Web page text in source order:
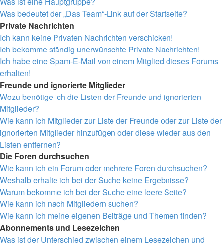
Was bedeutet der „Das Team“-Link auf der Startseite?
Private Nachrichten
Ich kann keine Privaten Nachrichten verschicken!
Ich bekomme ständig unerwünschte Private Nachrichten!
Ich habe eine Spam-E-Mail von einem Mitglied dieses Forums
erhalten!
Freunde und ignorierte Mitglieder
Wozu benötige ich die Listen der Freunde und ignorierten
Mitglieder?
Wie kann ich Mitglieder zur Liste der Freunde oder zur Liste der
ignorierten Mitglieder hinzufügen oder diese wieder aus den
Listen entfernen?
Die Foren durchsuchen
Wie kann ich ein Forum oder mehrere Foren durchsuchen?
Weshalb erhalte ich bei der Suche keine Ergebnisse?
Warum bekomme ich bei der Suche eine leere Seite?
Wie kann ich nach Mitgliedern suchen?
Wie kann ich meine eigenen Beiträge und Themen finden?
Abonnements und Lesezeichen
Was ist der Unterschied zwischen einem Lesezeichen und